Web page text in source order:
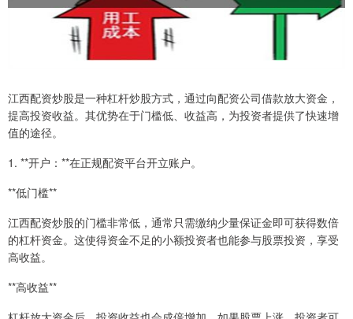
江西配资炒股是一种杠杆炒股方式，通过向配资公司借款放大资金，
提高投资收益。其优势在于门槛低、收益高，为投资者提供了快速增
值的途径。
1. **开户：**在正规配资平台开立账户。
**低门槛**
江西配资炒股的门槛非常低，通常只需缴纳少量保证金即可获得数倍
的杠杆资金。这使得资金不足的小额投资者也能参与股票投资，享受
高收益。
**高收益**